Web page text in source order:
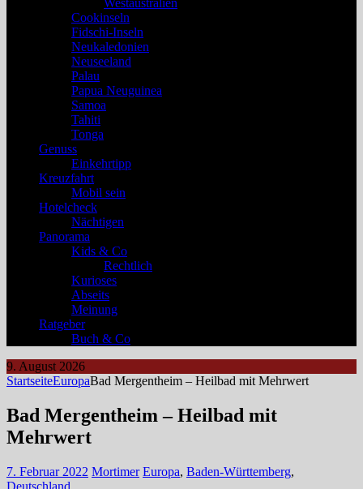
Westaustralien
Cookinseln
Fidschi-Inseln
Neukaledonien
Neuseeland
Palau
Papua Neuguinea
Samoa
Tahiti
Tonga
Genuss
Einkehrtipp
Kreuzfahrt
Mobil sein
Hotelcheck
Nächtigen
Panorama
Kids & Co
Rechtlich
Kurioses
Abseits
Meinung
Ratgeber
Buch & Co
9. August 2026
StartseiteEuropaBad Mergentheim – Heilbad mit Mehrwert
Bad Mergentheim – Heilbad mit
Mehrwert
7. Februar 2022 Mortimer Europa, Baden-Württemberg,
Deutschland